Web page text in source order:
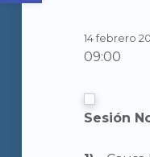
14 febrero
09:00
Sesión